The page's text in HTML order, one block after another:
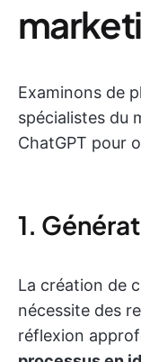
Examinons de
spécialistes du
ChatGPT pour
1.
La création de
nécessite des
réflexion